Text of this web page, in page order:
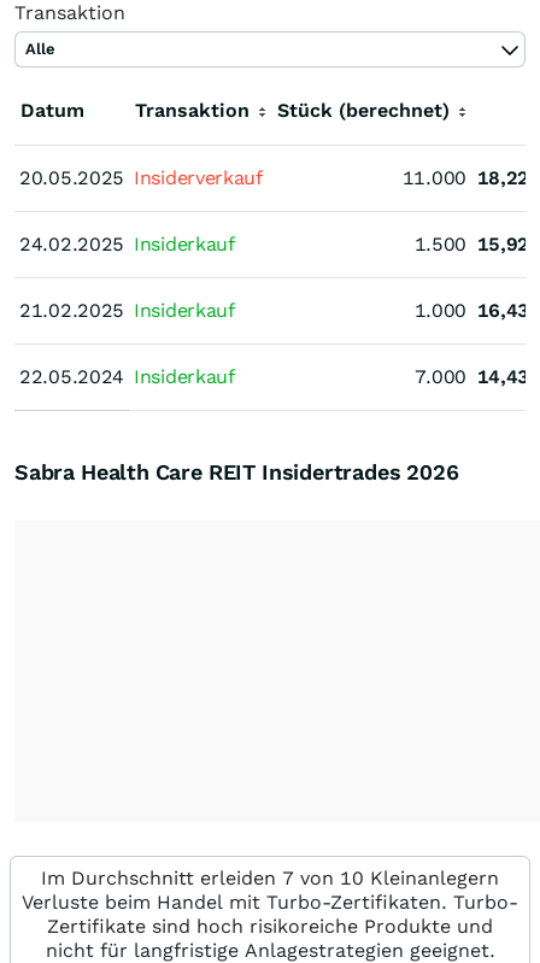
Transaktion
Alle
Datum
20.05.2025
24.02.2025
21.02.2025
22.05.2024
Transaktion Stück (berechnet)
20.05.2025 Insiderverkauf 11.000 18,220
24.02.2025 Insiderkauf 1.500 15,920
21.02.2025 Insiderkauf 1.000 16,430
22.05.2024 Insiderkauf 7.000 14,430
Sabra Health Care REIT Insidertrades 2026
Im Durchschnitt erleiden 7 von 10 Kleinanlegern
Verluste beim Handel mit Turbo-Zertifikaten. Turbo-
Zertifikate sind hoch risikoreiche Produkte und
nicht für langfristige Anlagestrategien geeignet.